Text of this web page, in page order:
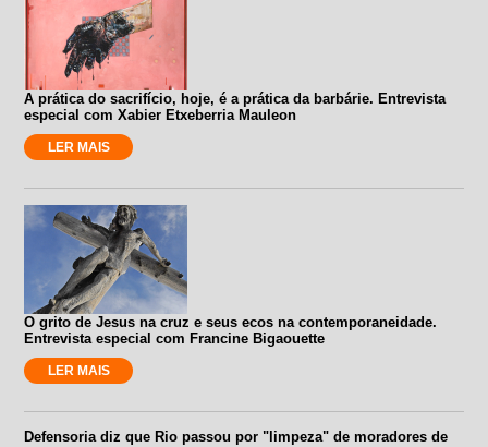
A prática do sacrifício, hoje, é a prática da barbárie. Entrevista
especial com Xabier Etxeberria Mauleon
LER MAIS
O grito de Jesus na cruz e seus ecos na contemporaneidade.
Entrevista especial com Francine Bigaouette
LER MAIS
Defensoria diz que Rio passou por "limpeza" de moradores de